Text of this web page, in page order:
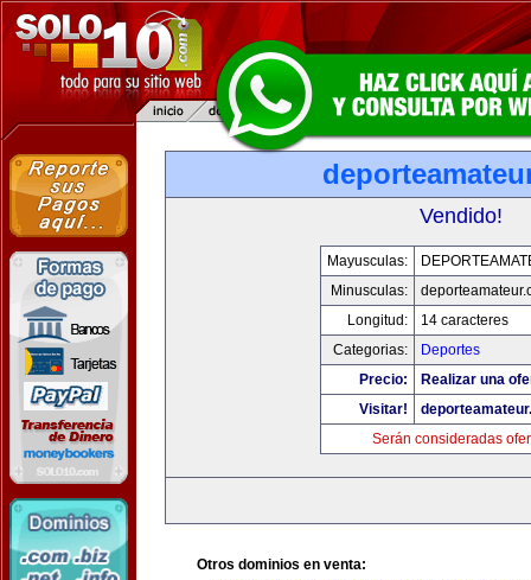
Vendido!
Mayusculas:
Minusculas:
Longitud:
14 caracteres
Categorias:
Deportes
Precio:
Realizar una
Visitar!
Serán consideradas
Otros dominios en venta: